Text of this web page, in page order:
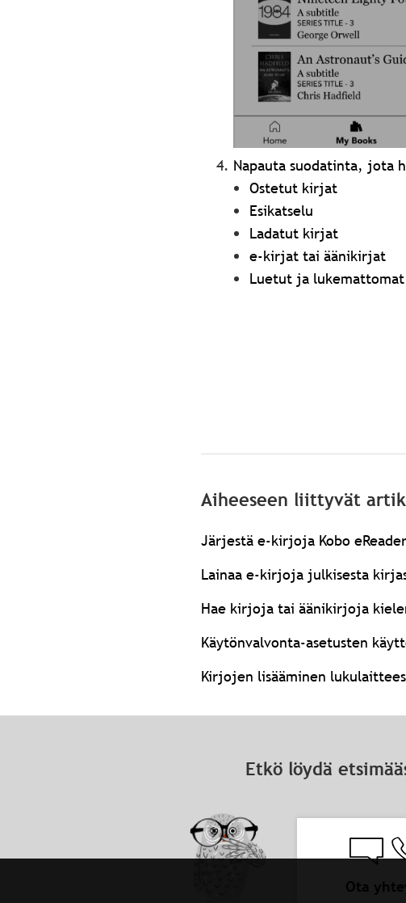
Napauta suodatinta, jota
Ostetut kirjat
Esikatselu
Ladatut kirjat
e-kirjat tai äänikirjat
Luetut ja
Aiheeseen liittyvät
Järjestä e-kirjoja Kobo
Lainaa e-kirjoja julkisesta
Hae kirjoja tai äänikirjoja
Käytönvalvonta-asetusten
Kirjojen lisääminen
Etkö löydä
Ota